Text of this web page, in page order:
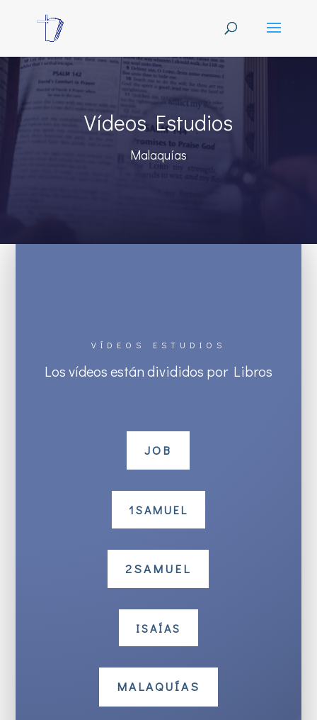
Vídeos Estudios
Malaquías
VÍDEOS ESTUDIOS
Los vídeos están divididos por Libros
JOB
1SAMUEL
2SAMUEL
ISAÍAS
MALAQUÍAS